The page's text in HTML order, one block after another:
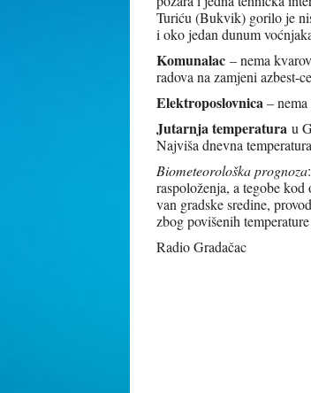
Turiću (Bukvik) gorilo je
i oko jedan dunum
Komunalac – nema
radova na zamjeni azbest-
Elektroposlovnica–
Jutarnja temperatura u
Najviša dnevna
Biometeorološka prognoza
raspoloženja, a tegobe
van gradske sredine,
zbog povišenih
Radio Gradačac